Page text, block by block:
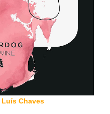
Luís Chaves